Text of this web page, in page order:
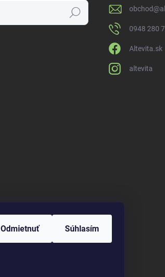
Odmietnuť Súhlasím
Hľadať obchod@
0948 280
Altevita.sk
altevita